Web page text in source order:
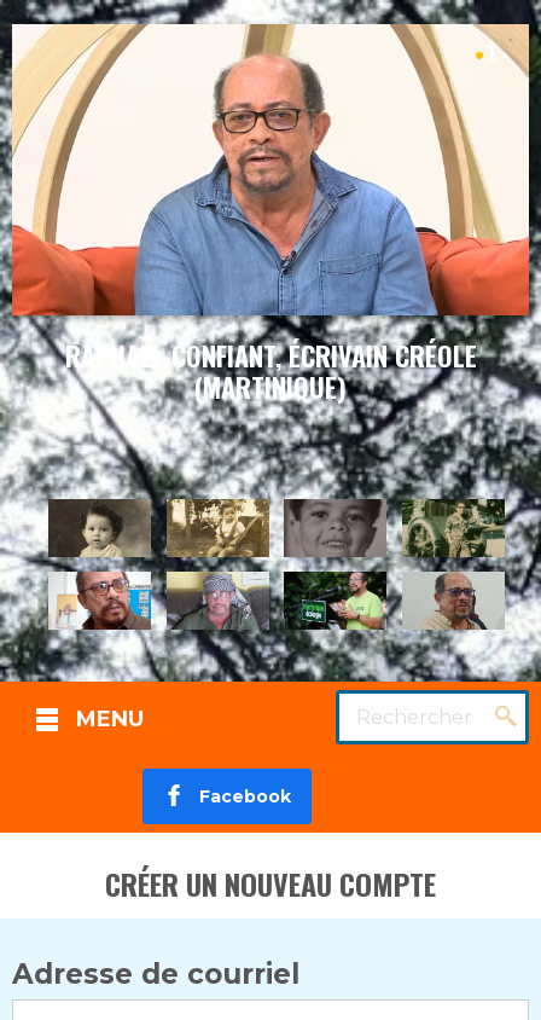
RAPHAEL CONFIANT, ÉCRIVAIN CRÉOLE
(MARTINIQUE)
MENU Rechercher
Facebook
CRÉER UN NOUVEAU COMPTE
Adresse de courriel